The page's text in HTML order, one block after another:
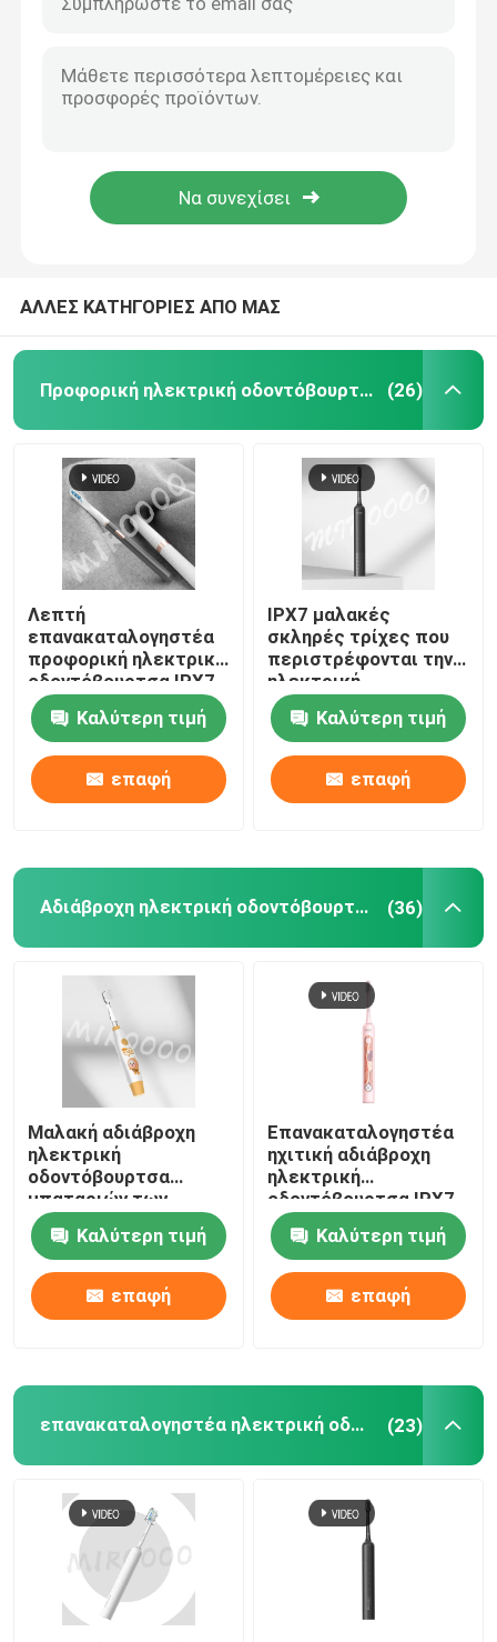
Ηλεκτρική οδοντόβουρτσα παιδιών
ΑΛΛΕΣ ΚΑΤΗΓΟΡΙΕΣ ΑΠΟ ΜΑΣ
Προφορική ηλεκτρική οδοντόβουρτσα προσοχής (26)
Λεπτή
επανακαταλογηστέα
προφορική ηλεκτρική
οδοντόβουρτσα IPX7
προσοχής αδιάβροχη
με 3 τρόπους
Καλύτερη τιμή
επαφή
IPX7 μαλακές
σκληρές τρίχες που
περιστρέφονται την
ηλεκτρική
οδοντόβουρτσα
επανακαταλογηστέα
για την προστασία
γόμμας
Καλύτερη τιμή
επαφή
Αδιάβροχη ηλεκτρική οδοντόβουρτσα (36)
Μαλακή αδιάβροχη
ηλεκτρική
οδοντόβουρτσα
μπαταριών των
παιδιών
οδοντοβουρτσών IPX7
καθαρίζοντας
Καλύτερη τιμή
επαφή
Επανακαταλογηστέα
ηχιτική αδιάβροχη
ηλεκτρική
οδοντόβουρτσα IPX7
ισχυρή με την
περίπτωση
μεταφοράς
Καλύτερη τιμή
επαφή
επανακαταλογηστέα ηλεκτρική οδοντόβουρτσα (23)